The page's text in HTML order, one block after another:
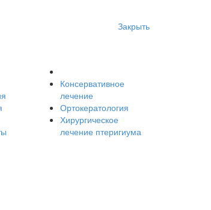
Закрыть
Консервативное
лечение
Ортокератология
Хирургическое
лечение птеригиума